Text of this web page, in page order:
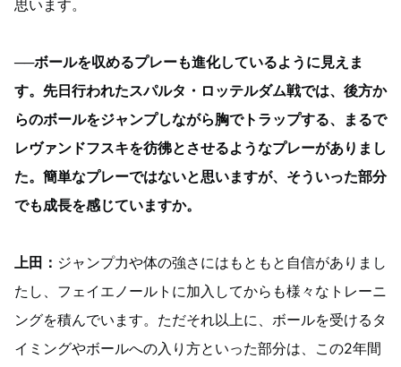
思います。
──ボールを収めるプレーも進化しているように見えま
す。先日行われたスパルタ・ロッテルダム戦では、後方か
らのボールをジャンプしながら胸でトラップする、まるで
レヴァンドフスキを彷彿とさせるようなプレーがありまし
た。簡単なプレーではないと思いますが、そういった部分
でも成長を感じていますか。
上田： ジャンプ力や体の強さにはもともと自信がありまし
たし、フェイエノールトに加入してからも様々なトレーニ
ングを積んでいます。ただそれ以上に、ボールを受けるタ
イミングやボールへの入り方といった部分は、この2年間